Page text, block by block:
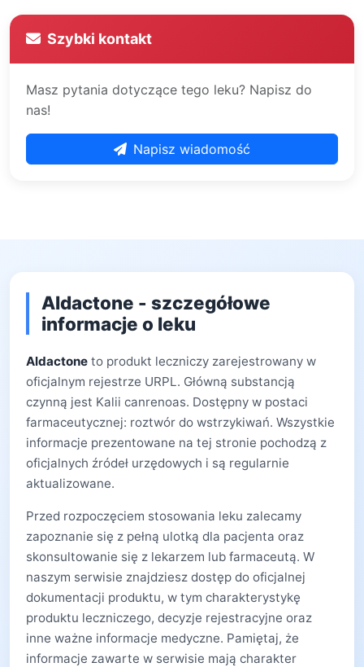
Szybki kontakt
Masz pytania dotyczące tego leku? Napisz do
nas!
Napisz wiadomość
Aldactone - szczegółowe
informacje o leku
Aldactone to produkt leczniczy zarejestrowany w
oficjalnym rejestrze URPL. Główną substancją
czynną jest Kalii canrenoas. Dostępny w postaci
farmaceutycznej: roztwór do wstrzykiwań. Wszystkie
informacje prezentowane na tej stronie pochodzą z
oficjalnych źródeł urzędowych i są regularnie
aktualizowane.
Przed rozpoczęciem stosowania leku zalecamy
zapoznanie się z pełną ulotką dla pacjenta oraz
skonsultowanie się z lekarzem lub farmaceutą. W
naszym serwisie znajdziesz dostęp do oficjalnej
dokumentacji produktu, w tym charakterystykę
produktu leczniczego, decyzje rejestracyjne oraz
inne ważne informacje medyczne. Pamiętaj, że
informacje zawarte w serwisie mają charakter